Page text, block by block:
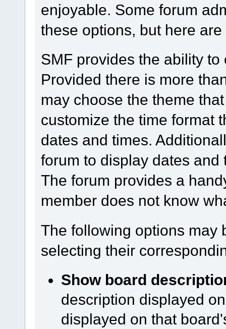
enjoyable. Some forum
these options, but here
SMF provides the ability
Provided there is more
may choose the theme
customize the time format
dates and times.
forum to display dates
The forum provides a
member does not know
The following options may
selecting their
Show board
description displayed
displayed on that